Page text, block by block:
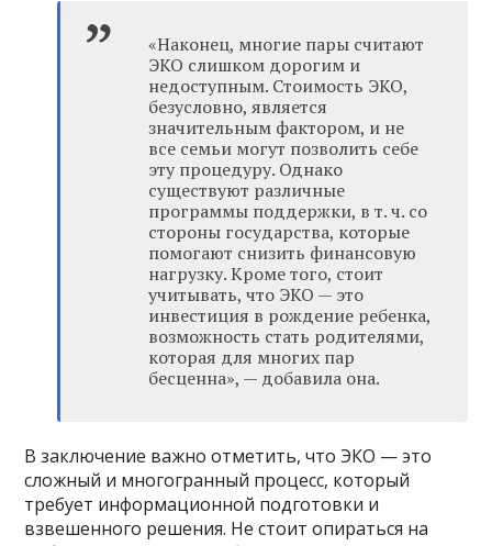
«Наконец, многие пары считают
ЭКО слишком дорогим и
недоступным. Стоимость ЭКО,
безусловно, является
значительным фактором, и не
все семьи могут позволить себе
эту процедуру. Однако
существуют различные
программы поддержки, в т. ч. со
стороны государства, которые
помогают снизить финансовую
нагрузку. Кроме того, стоит
учитывать, что ЭКО — это
инвестиция в рождение ребенка,
возможность стать родителями,
которая для многих пар
бесценна», — добавила она.
В заключение важно отметить, что ЭКО — это
сложный и многогранный процесс, который
требует информационной подготовки и
взвешенного решения. Не стоит опираться на